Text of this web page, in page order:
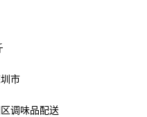
市
调味品配送